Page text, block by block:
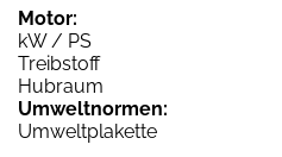
Motor:
kW / PS
Treibstoff
Hubraum
Umweltnormen:
Umweltplakette